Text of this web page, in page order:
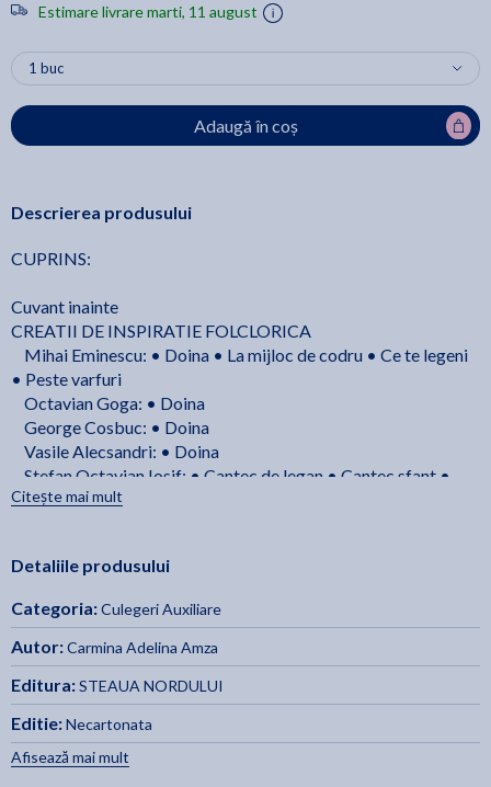
Estimare livrare marti, 11 august
Adaugă în coș
Descrierea produsului
CUPRINS:
Cuvant inainte
CREATII DE INSPIRATIE FOLCLORICA
Mihai Eminescu: • Doina • La mijloc de codru • Ce te legeni
• Peste varfuri
Octavian Goga: • Doina
George Cosbuc: • Doina
Vasile Alecsandri: • Doina
Stefan Octavian Iosif: • Cantec de legan • Cantec sfant •
Mai badita, floare dulce • Foicica trei migdale • Celui ce-a
Balada populara: • Toma Alimos • Novac si corbul •
FABULE
Grigore Alexandrescu: • Boul si vitelul • Cainele si catelul
George Toparceanu: • Bivolul si cotofana
TEXTE DESCRIPTIVE IN PROZA
Calistrat Hogas: • Pe drumuri de munte
Citește mai mult
Detaliile produsului
Categoria:Culegeri Auxiliare
Autor:Carmina Adelina Amza
Editura:STEAUA NORDULUI
Editie:Necartonata
Afisează mai mult